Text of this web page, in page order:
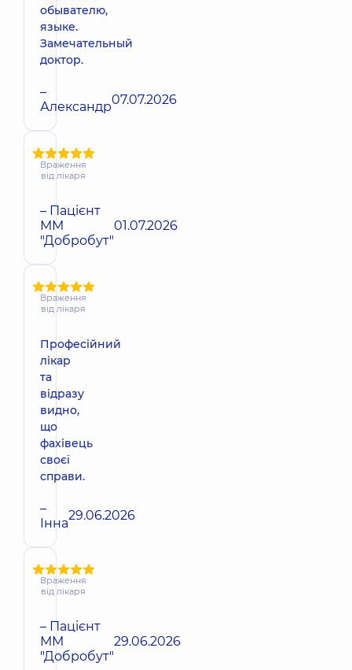
обывателю,
языке.
Замечательный
доктор.
–
Александр07.07.2026
Враження
від лікаря
– Пацієнт
ММ
"Добробут"
01.07.2026
Враження
від лікаря
Професійний
лікар
та
відразу
видно,
що
фахівець
своєї
справи.
–
Інна29.06.2026
Враження
від лікаря
– Пацієнт
ММ
"Добробут"
29.06.2026